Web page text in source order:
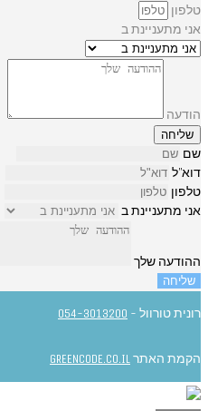
טלפון
אני מתעניינת ב
הודעה
שליחה
שם
דוא"ל
טלפון
אני מתעניינת ב
ההודעה שלך
שליחה
רונית טורוול - 054-3013200
הקמת האתרGREENCODE.CO.IL